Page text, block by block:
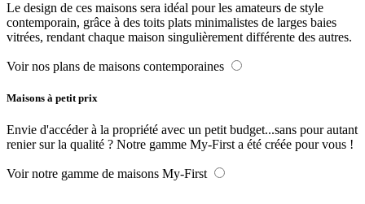
Le design de ces maisons sera idéal pour les amateurs de style
contemporain, grâce à des toits plats minimalistes de larges baies
vitrées, rendant chaque maison singulièrement différente des autres.
Voir nos plans de maisons contemporaines
Maisons à petit prix
Envie d'accéder à la propriété avec un petit budget...sans pour autant
renier sur la qualité ? Notre gamme My-First a été créée pour vous !
Voir notre gamme de maisons My-First